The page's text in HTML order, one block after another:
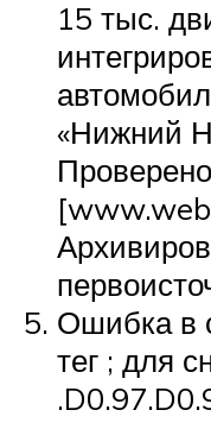
15 тыс.
«Нижний
Ошибка в
тег ; для